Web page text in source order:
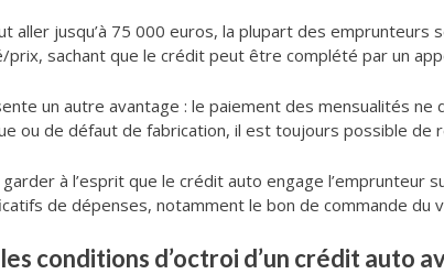
aller jusqu’à 75 000 euros, la plupart des
sachant que le crédit peut être complété par un
un autre avantage : le paiement des mensualités ne
ou de défaut de fabrication, il est toujours possible de
à l’esprit que le crédit auto engage l’emprunteur
de dépenses, notamment le bon de commande du
conditions d’octroi d’un crédit auto